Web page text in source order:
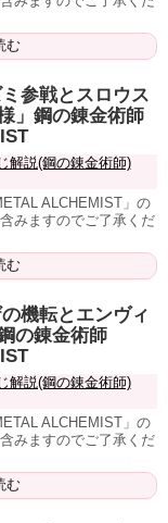
む
参戦とスロウス
」鋼の錬金術師
解説(鋼の錬金術師)
ALCHEMIST」の
みますのでご了承くだ
む
機転とエンヴィ
の錬金術師
解説(鋼の錬金術師)
ALCHEMIST」の
みますのでご了承くだ
む